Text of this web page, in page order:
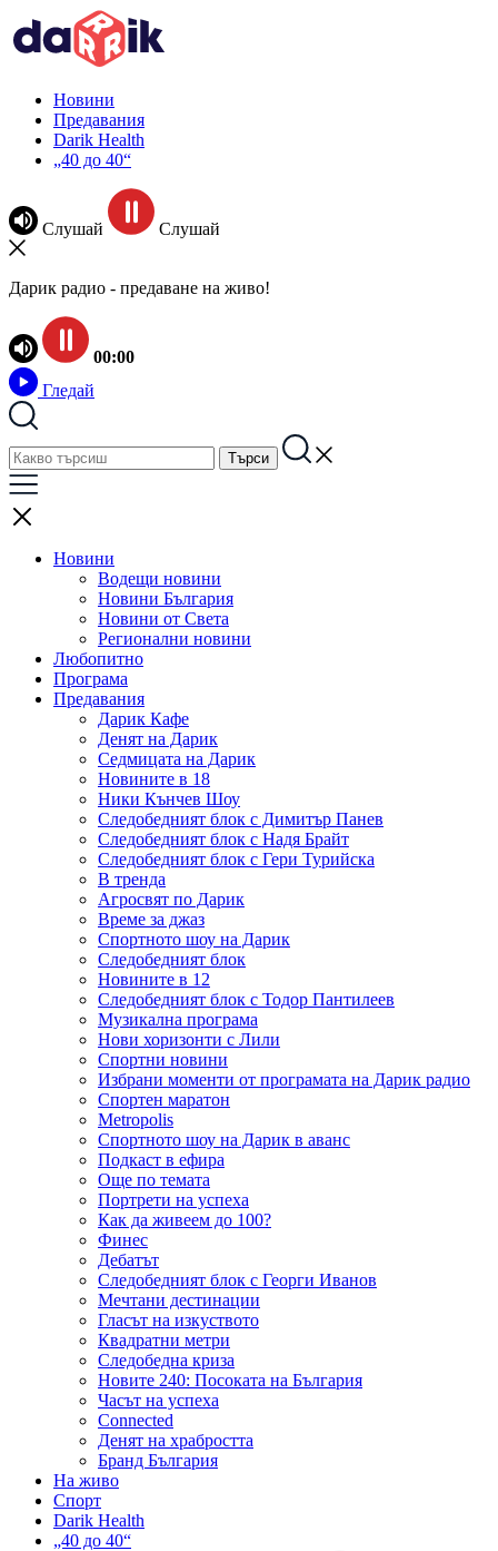
Новини
Предавания
Darik Health
„40 до 40“
Слушай Слушай
Дарик радио - предаване на живо!
00:00
Гледай
Новини
Водещи новини
Новини България
Новини от Света
Регионални новини
Любопитно
Програма
Предавания
Дарик Кафе
Денят на Дарик
Седмицата на Дарик
Новините в 18
Ники Кънчев Шоу
Следобедният блок с Димитър Панев
Следобедният блок с Надя Брайт
Следобедният блок с Гери Турийска
В тренда
Агросвят по Дарик
Време за джаз
Спортното шоу на Дарик
Следобедният блок
Новините в 12
Следобедният блок с Тодор Пантилеев
Музикална програма
Нови хоризонти с Лили
Спортни новини
Избрани моменти от програмата на Дарик радио
Спортен маратон
Metropolis
Спортното шоу на Дарик в аванс
Подкаст в ефира
Още по темата
Портрети на успеха
Как да живеем до 100?
Финес
Дебатът
Следобедният блок с Георги Иванов
Мечтани дестинации
Гласът на изкуството
Квадратни метри
Следобедна криза
Новите 240: Посоката на България
Часът на успеха
Connected
Денят на храбростта
Бранд България
На живо
Спорт
Darik Health
„40 до 40“